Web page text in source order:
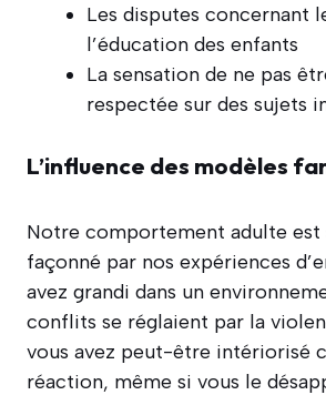
Les disputes concernant
l’éducation des enfants
La sensation de ne pas
respectée sur des sujets
L’influence des modèles
Notre comportement adulte est
façonné par nos expériences
avez grandi dans un
conflits se réglaient par la
vous avez peut-être intériorisé
réaction, même si vous le